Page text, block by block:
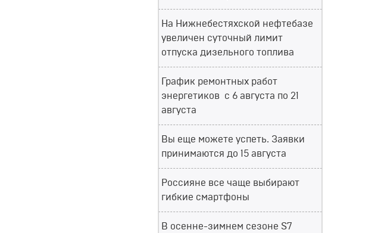
На Нижнебестяхской нефтебазе
увеличен суточный лимит
отпуска дизельного топлива
График ремонтных работ
энергетиков с 6 августа по 21
августа
Вы еще можете успеть. Заявки
принимаются до 15 августа
Россияне все чаще выбирают
гибкие смартфоны
В осенне-зимнем сезоне S7